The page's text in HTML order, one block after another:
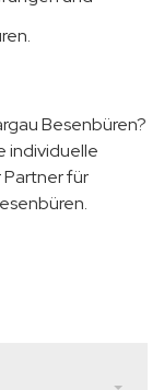
Besenbüren?
individuelle
Partner für